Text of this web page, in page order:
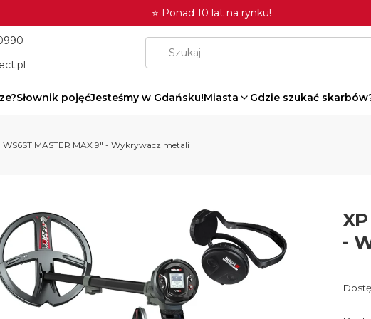
⭐ Ponad 10 lat na rynku!
Słownik pojęćJesteśmy w Gdańsku!Miasta Gdzie szukać
WS6ST MASTER MAX 9" - Wykrywacz metali
-